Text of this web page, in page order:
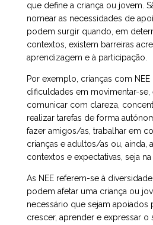
que define a criança ou jovem.
nomear as necessidades de
podem surgir quando, em
contextos, existem barreiras
aprendizagem e à participação.
Por exemplo, crianças com
dificuldades em movimentar-se,
comunicar com clareza,
realizar tarefas de forma
fazer amigos/as, trabalhar em
crianças e adultos/as ou, ainda,
contextos e expectativas, seja
As NEE referem-se à
podem afetar uma criança ou
necessário que sejam apoiados
crescer, aprender e expressar o